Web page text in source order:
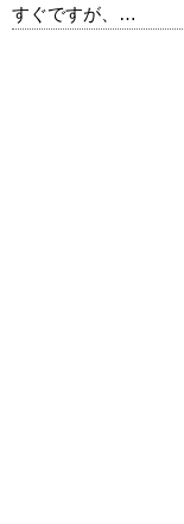
すぐですが、…